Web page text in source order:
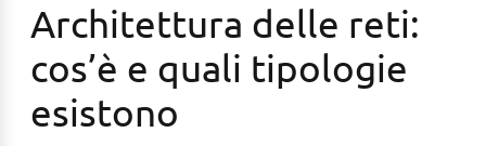
Architettura delle reti:
cos’è e quali tipologie
esistono